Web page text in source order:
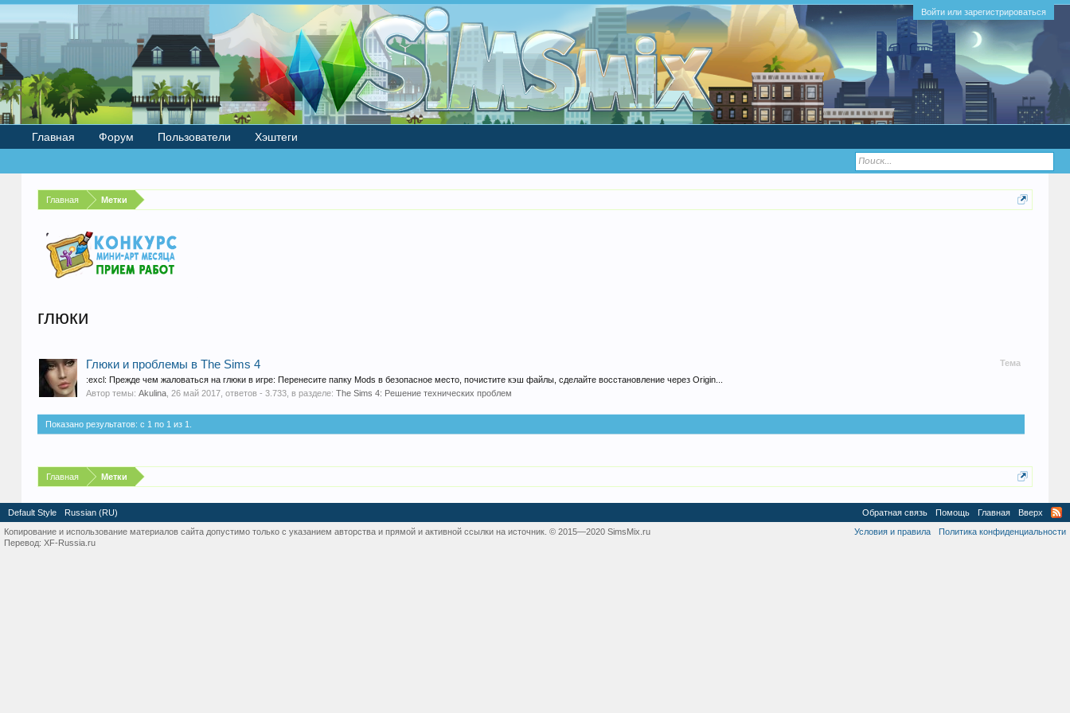
Войти или зарегистрироваться
Главная Метки
глюки
Тема
Глюки и проблемы в The Sims 4
:excl: Прежде чем жаловаться на глюки в игре: Перенесите папку Mods в безопасное место, почистите кэш файлы, сделайте восстановление через Origin...
Автор темы: Akulina, 26 май 2017, ответов - 3.733, в разделе: The Sims 4: Решение технических проблем
Показано результатов: с 1 по 1 из 1.
Главная Метки
Главная Форум Пользователи Хэштеги
Default Style Russian (RU) Обратная связь Помощь Главная
Вверх
Условия и правила
Политика конфиденциальности
Копирование и использование материалов сайта допустимо только с указанием авторства и прямой и активной ссылки на источник. © 2015—2020 SimsMix.ru
Перевод: XF-Russia.ru